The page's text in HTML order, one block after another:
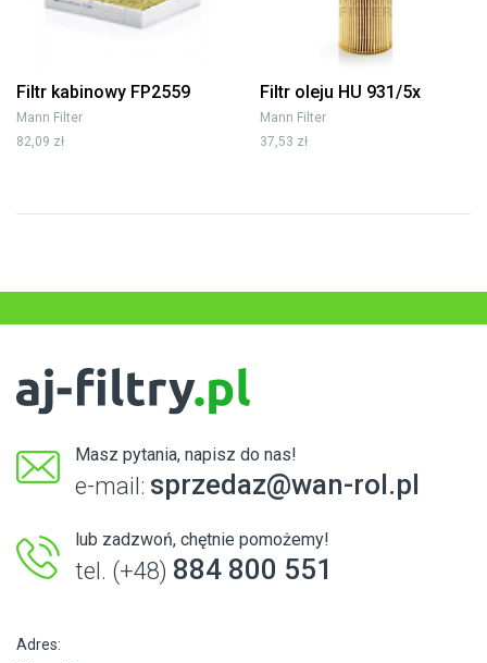
Filtr kabinowy FP2559
Mann Filter
82,09 zł
Filtr oleju HU 931/5x
Mann Filter
37,53 zł
Masz pytania, napisz do nas!
e-mail: sprzedaz@wan-rol.pl
lub zadzwoń, chętnie pomożemy!
tel. (+48) 884 800 551
Adres: